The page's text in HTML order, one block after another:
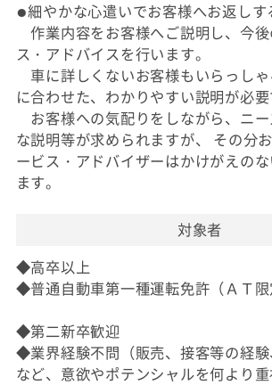
●細やかな心遣いでお客様へお返しす
作業内容をお客様へご説明し、今
ス・アドバイスを行います。
車に詳しくないお客様もいらっし
に合わせた、わかりやすい説明が必要
お客様への気配りをしながら、ニ
な説明等が求められますが、 その分
ービス・アドバイザーはかけがえの
ます。
対象者
◆高卒以上
◆普通自動車第一種運転免許（ＡＴ限
◆第二新卒歓迎
◆業界経験不問（販売、接客等の経験
など、意欲やポテンシャルを何より重